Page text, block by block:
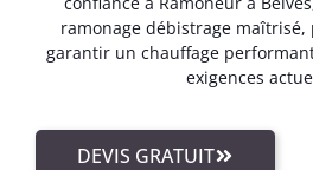
ramonage débistrage
garantir un chauffage
exigences
DEVIS GRATUIT